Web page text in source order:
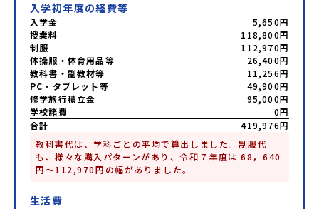
入学初年度の経費等
入学金
5,650円
授業料
118,800円
制服
112,970円
体操服・体育用品等
26,400円
教科書・副教材等
11,256円
PC・タブレット等
49,900円
修学旅行積立金
95,000円
学校諸費
0円
合計
419,976円
教科書代は、学科ごとの平均で算出しました。制服代
も、様々な購入パターンがあり、令和７年度は 68，640
円～112,970円の幅がありました。
生活費